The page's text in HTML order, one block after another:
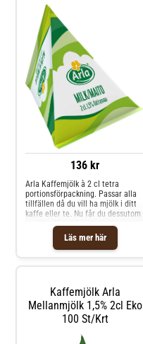
per förpackning Förpackat i
återvunnet papper
136 kr
Läs mer här
Arla Kaffemjölk à 2 cl tetra
portionsförpackning. Passar alla
tillfällen då du vill ha mjölk i ditt
kaffe eller te. Nu får du dessutom
designad storförpackning som du
kan ställa ut som den är.Enkelt,
snyggt och praktiskt för kontoret,
Kaffemjölk Arla
Mellanmjölk 1,5% 2cl Eko
100 St/krt